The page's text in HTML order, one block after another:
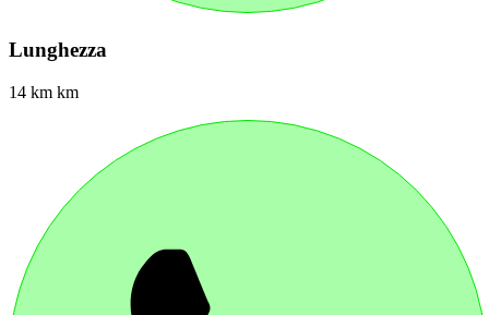
Lunghezza
14 km km